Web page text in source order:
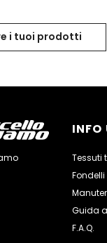
i tuoi prodotti
INFO
Tessuti
Fondelli
Guida
F.A.Q.